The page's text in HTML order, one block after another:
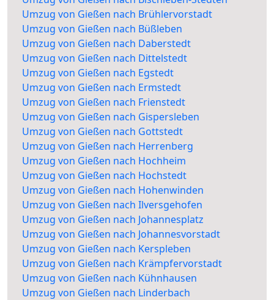
Umzug von Gießen nach Brühlervorstadt
Umzug von Gießen nach Büßleben
Umzug von Gießen nach Daberstedt
Umzug von Gießen nach Dittelstedt
Umzug von Gießen nach Egstedt
Umzug von Gießen nach Ermstedt
Umzug von Gießen nach Frienstedt
Umzug von Gießen nach Gispersleben
Umzug von Gießen nach Gottstedt
Umzug von Gießen nach Herrenberg
Umzug von Gießen nach Hochheim
Umzug von Gießen nach Hochstedt
Umzug von Gießen nach Hohenwinden
Umzug von Gießen nach Ilversgehofen
Umzug von Gießen nach Johannesplatz
Umzug von Gießen nach Johannesvorstadt
Umzug von Gießen nach Kerspleben
Umzug von Gießen nach Krämpfervorstadt
Umzug von Gießen nach Kühnhausen
Umzug von Gießen nach Linderbach